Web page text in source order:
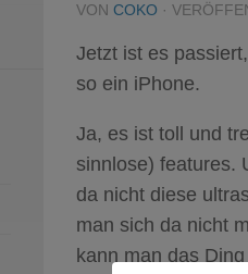
VON COKO ·
Jetzt ist es
so ein iPhone.
Ja, es ist toll und
sinnlose) features.
da nicht diese
man sich da nicht
kann man das